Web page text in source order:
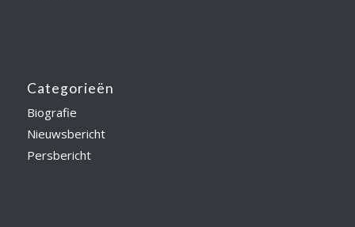
Categorieën
Biografie
Nieuwsbericht
Persbericht